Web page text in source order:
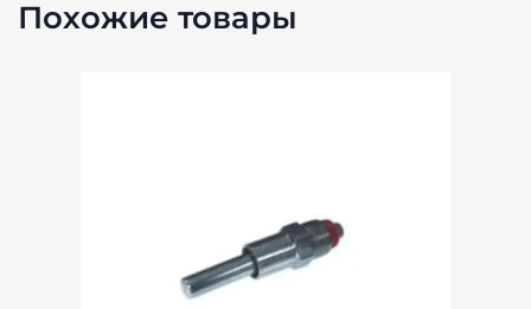
Похожие товары